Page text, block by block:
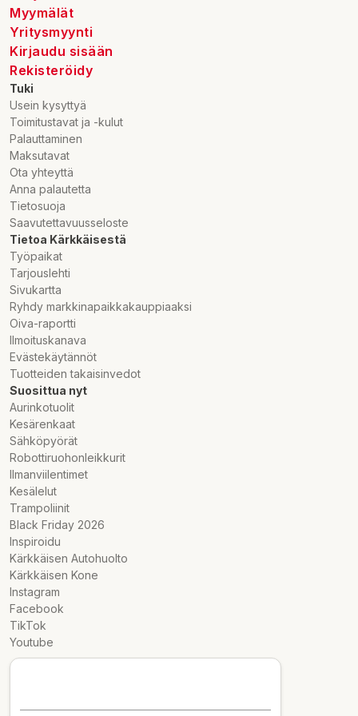
Myymälät
Yritysmyynti
Kirjaudu sisään
Rekisteröidy
Tuki
Usein kysyttyä
Toimitustavat ja -kulut
Palauttaminen
Maksutavat
Ota yhteyttä
Anna palautetta
Tietosuoja
Saavutettavuusseloste
Tietoa Kärkkäisestä
Työpaikat
Tarjouslehti
Sivukartta
Ryhdy markkinapaikkakauppiaaksi
Oiva-raportti
Ilmoituskanava
Evästekäytännöt
Tuotteiden takaisinvedot
Suosittua nyt
Aurinkotuolit
Kesärenkaat
Sähköpyörät
Robottiruohonleikkurit
Ilmanviilentimet
Kesälelut
Trampoliinit
Black Friday 2026
Inspiroidu
Kärkkäisen Autohuolto
Kärkkäisen Kone
Instagram
Facebook
TikTok
Youtube